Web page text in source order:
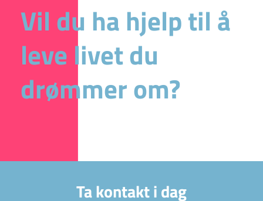
Vil du ha hjelp til å
leve livet du
drømmer om?
Ta kontakt i dag